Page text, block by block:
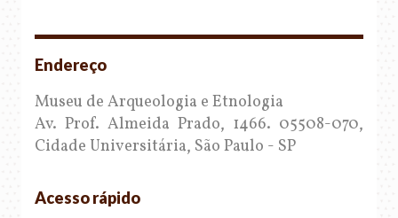
Endereço
Museu de Arqueologia e Etnologia
Av. Prof. Almeida Prado, 1466. 05508-070,
Cidade Universitária, São Paulo - SP
Acesso rápido